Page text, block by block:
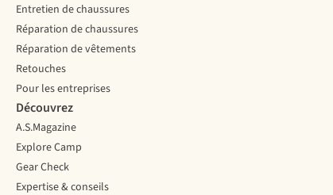
Entretien de chaussures
Réparation de chaussures
Réparation de vêtements
Retouches
Pour les entreprises
Découvrez
A.S.Magazine
Explore Camp
Gear Check
Expertise & conseils